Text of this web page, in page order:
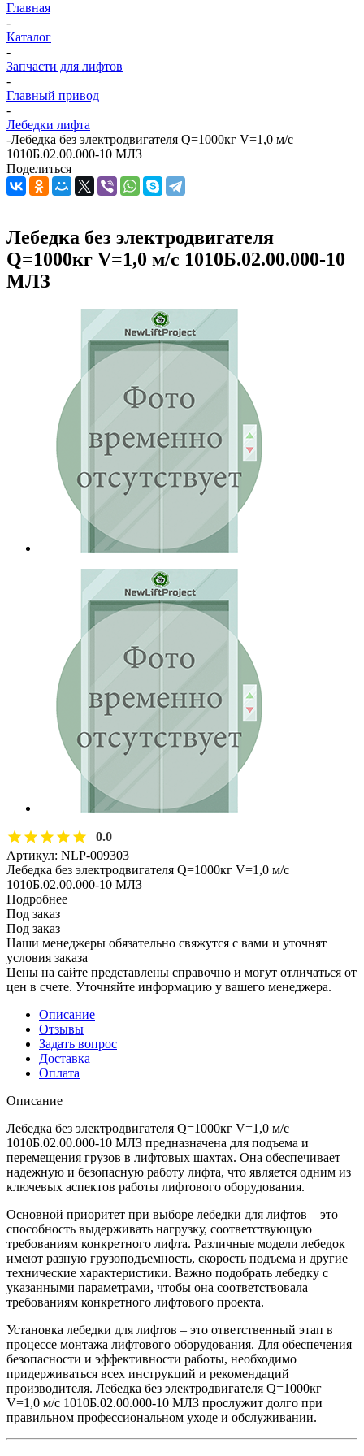
Главная
-
Каталог
-
Запчасти для лифтов
-
Главный привод
-
Лебедки лифта
-Лебедка без электродвигателя Q=1000кг V=1,0 м/с
1010Б.02.00.000-10 МЛЗ
Поделиться
Лебедка без электродвигателя
Q=1000кг V=1,0 м/с 1010Б.02.00.000-10
МЛЗ
0.0
Артикул: NLP-009303
Лебедка без электродвигателя Q=1000кг V=1,0 м/с
1010Б.02.00.000-10 МЛЗ
Подробнее
Под заказ
Под заказ
Наши менеджеры обязательно свяжутся с вами и уточнят
условия заказа
Цены на сайте представлены справочно и могут отличаться от
цен в счете. Уточняйте информацию у вашего менеджера.
Описание
Отзывы
Задать вопрос
Доставка
Оплата
Описание
Лебедка без электродвигателя Q=1000кг V=1,0 м/с
1010Б.02.00.000-10 МЛЗ предназначена для подъема и
перемещения грузов в лифтовых шахтах. Она обеспечивает
надежную и безопасную работу лифта, что является одним из
ключевых аспектов работы лифтового оборудования.
Основной приоритет при выборе лебедки для лифтов – это
способность выдерживать нагрузку, соответствующую
требованиям конкретного лифта. Различные модели лебедок
имеют разную грузоподъемность, скорость подъема и другие
технические характеристики. Важно подобрать лебедку с
указанными параметрами, чтобы она соответствовала
требованиям конкретного лифтового проекта.
Установка лебедки для лифтов – это ответственный этап в
процессе монтажа лифтового оборудования. Для обеспечения
безопасности и эффективности работы, необходимо
придерживаться всех инструкций и рекомендаций
производителя. Лебедка без электродвигателя Q=1000кг
V=1,0 м/с 1010Б.02.00.000-10 МЛЗ прослужит долго при
правильном профессиональном уходе и обслуживании.